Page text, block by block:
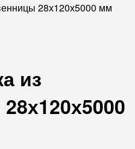
28х120х5000 мм
из